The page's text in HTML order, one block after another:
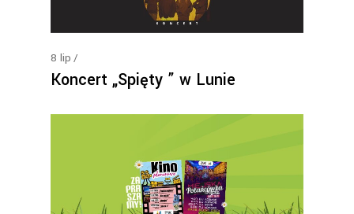
8 lip
Koncert „Spięty ” w Lunie